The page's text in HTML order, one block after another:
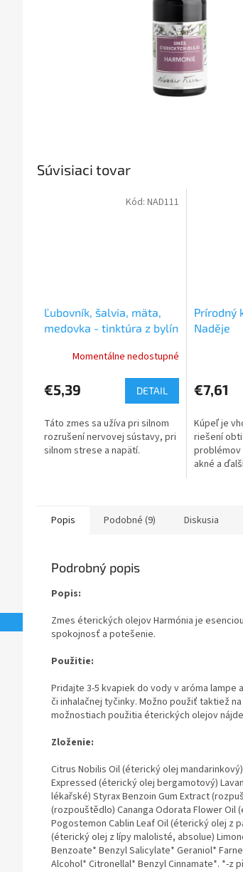
Súvisiaci tovar
Ľubovník, šalvia, mäta,
medovka - tinktúra z bylín
Momentálne nedostupné
€5,39 DETAIL
Táto zmes sa užíva pri silnom
rozrušení nervovej sústavy, pri
silnom strese a napätí.
Kód: NAD111
Prírodný
Naděje
€7,61
Kúpeľ je
riešení
problémov
akné a
Popis Podobné (9) Diskusia
Podrobný popis
Popis:
Zmes éterických olejov Harmónia je
spokojnosť a potešenie.
Použitie:
Pridajte 3-5 kvapiek do vody v aróma
či inhalačnej tyčinky. Možno použiť taktiež
možnostiach použitia éterických olejov
Zloženie:
Citrus Nobilis Oil (éterický olej
Expressed (éterický olej bergamotový)
lékařské) Styrax Benzoin Gum Extract
(rozpouštědlo) Cananga Odorata Flower Oil
Pogostemon Cablin Leaf Oil (éterický olej z
(éterický olej z lípy malolisté, absolue)
Benzoate* Benzyl Salicylate* Geraniol*
Alcohol* Citronellal* Benzyl Cinnamate*. *-z